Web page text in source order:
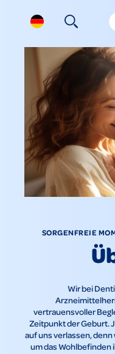
SORGENFREIE
Wir bei
vertrauensvoller
Zeitpunkt der Geburt.
auf uns verlassen,
um das Wohlbefinden